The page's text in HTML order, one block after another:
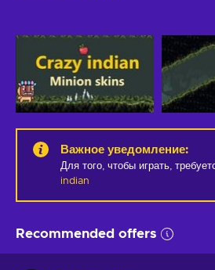
Важное уведомление:
Для того, чтобы играть,
indian
Recommended offers